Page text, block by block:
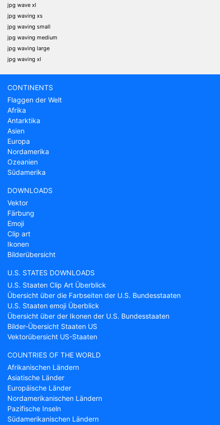
jpg wave xl
jpg waving xs
jpg waving small
jpg waving medium
jpg waving large
jpg waving xl
CONTINENTS
Flaggen der Welt
Afrika
Antarktika
Asien
Europa
Nordamerika
Ozeanien
Südamerika
DOWNLOADS
Vektor
Färbung
Emoji
Clip art
Ikonen
Bilderübersicht
U.S. STATES DOWNLOADS
U.S. Staaten Clip Art Überblick
Übersicht über die Farbseiten der U.S. Bundesstaaten
U.S. Staaten emoji Überblick
Übersicht über der Ikonen der U.S. Bundesstaaten
Bilder-Übersicht Staaten US
Vektorübersicht US-Staaten
COUNTRIES OF THE WORLD
Afrikanischen Ländern
Asiatische Länder
Europäische Länder
Nordamerikanischen Ländern
Pazifische Inseln
Südamerikanischen Ländern